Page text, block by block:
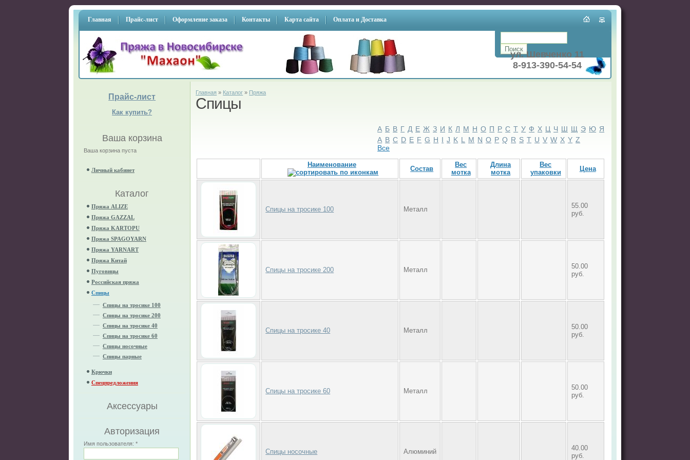
Главная Прайс-лист Оформление заказа Контакты Карта сайта Оплата и Доставка
ул. Шевченко 11
8-913-390-54-54
Прайс-лист
Как купить?
Ваша корзина
Ваша корзина пуста
Личный кабинет
Каталог
Пряжа ALIZE
Пряжа GAZZAL
Пряжа KARTOPU
Пряжа SPAGOYARN
Пряжа YARNART
Пряжа Китай
Пуговицы
Российская пряжа
Спицы
Спицы на тросике 100
Спицы на тросике 200
Спицы на тросике 40
Спицы на тросике 60
Спицы носочные
Спицы парные
Крючки
Спецпредложения
Аксессуары
Авторизация
Имя пользователя:*
Главная » Каталог » Пряжа
Спицы
А Б В Г Д Е Ж З И К Л М Н О П Р С Т У Ф Х Ц Ч Ш Щ Э Ю Я
A B C D E F G H I J K L M N O P Q R S T U V W X Y Z
Все
Наименование
Состав
Вес
мотка
Длина
мотка
Вес
упаковки
Цена
Спицы на тросике 100 Металл
55.00
руб.
Спицы на тросике 200 Металл
50.00
руб.
Спицы на тросике 40 Металл
50.00
руб.
Спицы на тросике 60 Металл
50.00
руб.
Спицы носочные Алюминий
40.00
руб.